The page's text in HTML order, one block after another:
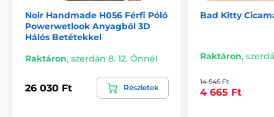
BDSM ruházat Pánské BDSM oblečení
Noir Handmade H056 Férfi Póló
Powerwetlook Anyagból 3D
Hálós Betétekkel
Raktáron, szerdán 8. 12. Önnél
26 030 Ft Részletek
Bad Kitty
Raktáron,
14 545 Ft
4 665 Ft